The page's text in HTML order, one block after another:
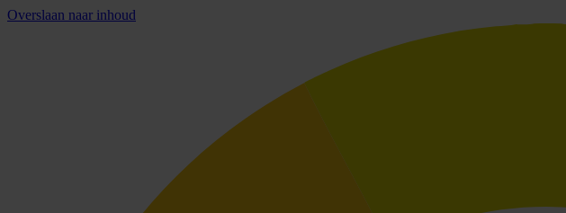
Overslaan naar inhoud